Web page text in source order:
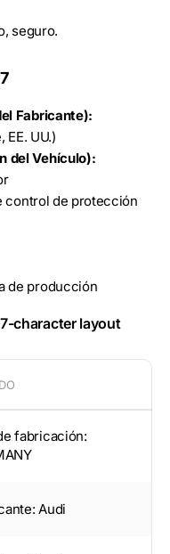
seguro.
Fabricante):
UU.)
del Vehículo):
control de protección
de producción
character layout
fabricación:
Audi